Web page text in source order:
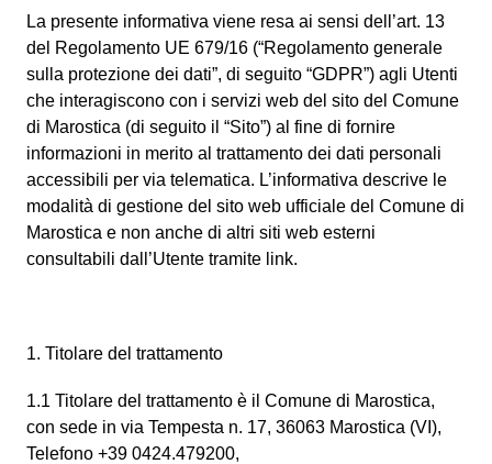
La presente informativa viene resa ai sensi dell’art. 13
del Regolamento UE 679/16 (“Regolamento generale
sulla protezione dei dati”, di seguito “GDPR”) agli Utenti
che interagiscono con i servizi web del sito del Comune
di Marostica (di seguito il “Sito”) al fine di fornire
informazioni in merito al trattamento dei dati personali
accessibili per via telematica. L’informativa descrive le
modalità di gestione del sito web ufficiale del Comune di
Marostica e non anche di altri siti web esterni
consultabili dall’Utente tramite link.
1. Titolare del trattamento
1.1 Titolare del trattamento è il Comune di Marostica,
con sede in via Tempesta n. 17, 36063 Marostica (VI),
Telefono +39 0424.479200,